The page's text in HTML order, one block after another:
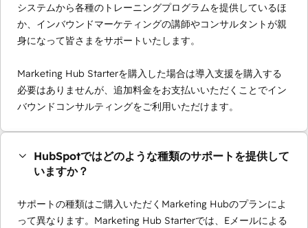
システムから各種のトレーニングプログラムを提供しているほ
か、インバウンドマーケティングの講師やコンサルタントが親
身になって皆さまをサポートいたします。
Marketing Hub Starterを購入した場合は導入支援を購入する
必要はありませんが、追加料金をお支払いいただくことでイン
バウンドコンサルティングをご利用いただけます。
HubSpotではどのような種類のサポートを提供して
いますか？
サポートの種類はご購入いただくMarketing Hubのプランによ
って異なります。Marketing Hub Starterでは、Eメールによる